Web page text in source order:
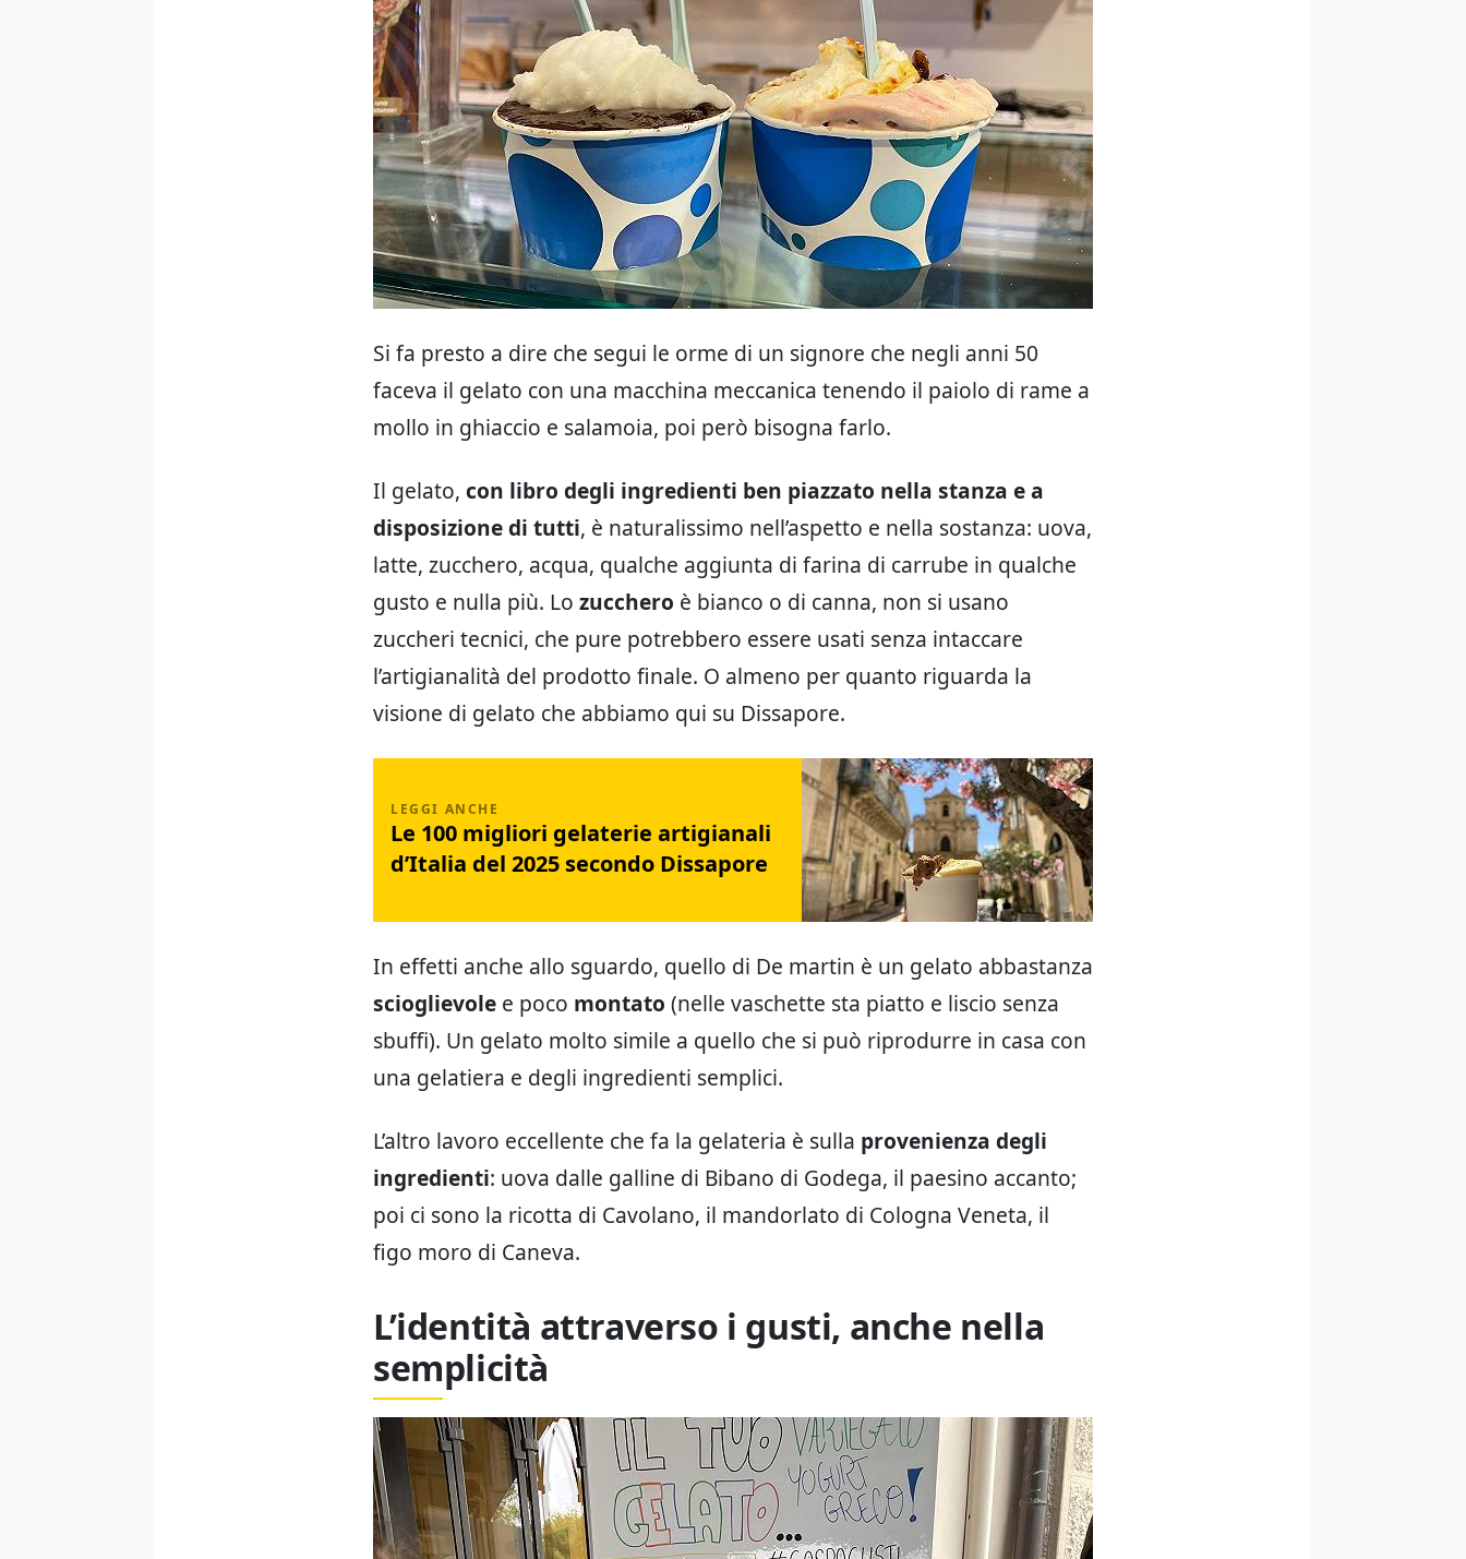
Si fa presto a dire che segui le orme di un signore che negli anni 50
faceva il gelato con una macchina meccanica tenendo il paiolo di rame a
mollo in ghiaccio e salamoia, poi però bisogna farlo.
Il gelato, con libro degli ingredienti ben piazzato nella stanza e a
disposizione di tutti, è naturalissimo nell’aspetto e nella sostanza: uova,
latte, zucchero, acqua, qualche aggiunta di farina di carrube in qualche
gusto e nulla più. Lo zucchero è bianco o di canna, non si usano
zuccheri tecnici, che pure potrebbero essere usati senza intaccare
l’artigianalità del prodotto finale. O almeno per quanto riguarda la
visione di gelato che abbiamo qui su Dissapore.
Le 100 migliori gelaterie artigianali
d’Italia del 2025 secondo Dissapore
In effetti anche allo sguardo, quello di De martin è un gelato abbastanza
scioglievole e poco montato (nelle vaschette sta piatto e liscio senza
sbuffi). Un gelato molto simile a quello che si può riprodurre in casa con
una gelatiera e degli ingredienti semplici.
L’altro lavoro eccellente che fa la gelateria è sulla provenienza degli
ingredienti: uova dalle galline di Bibano di Godega, il paesino accanto;
poi ci sono la ricotta di Cavolano, il mandorlato di Cologna Veneta, il
figo moro di Caneva.
L’identità attraverso i gusti, anche nella
semplicità